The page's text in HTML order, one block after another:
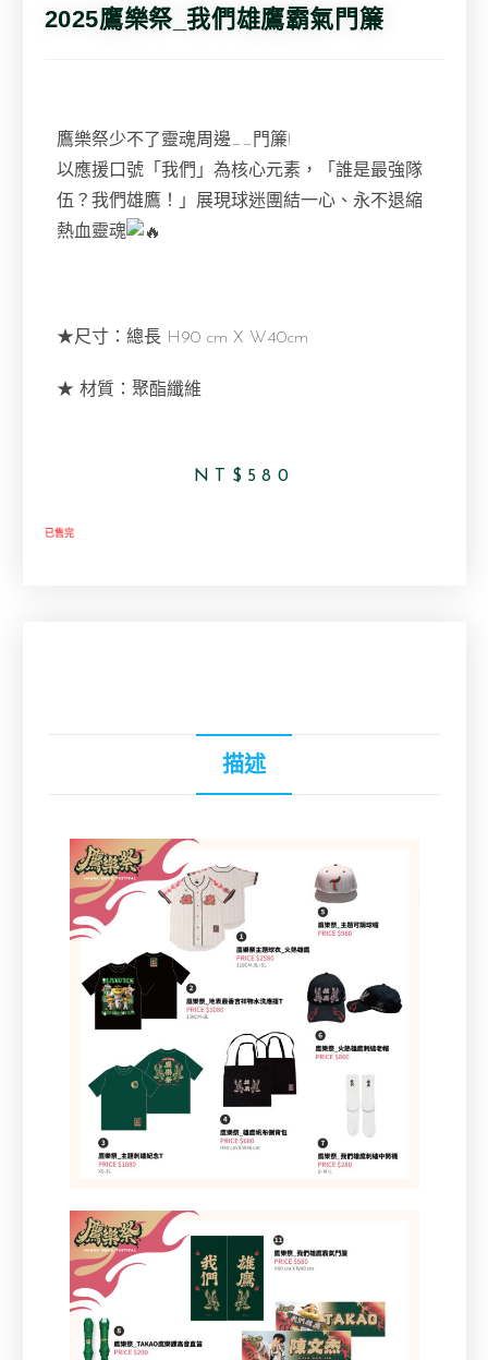
2025鷹樂祭_我們雄鷹霸氣門簾
鷹樂祭少不了靈魂周邊__門簾!
以應援口號「我們」為核心元素，「誰是最強隊
伍？我們雄鷹！」展現球迷團結一心、永不退縮
熱血靈魂
★尺寸：總長 H90 cm X W40cm
★ 材質：聚酯纖維
NT$ 580
已售完
描述